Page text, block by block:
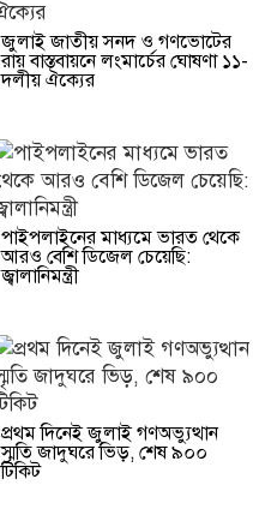
জুলাই জাতীয় সনদ ও গণভোটের
রায় বাস্তবায়নে লংমার্চের ঘোষণা ১১-
দলীয় ঐক্যের
পাইপলাইনের মাধ্যমে ভারত থেকে
আরও বেশি ডিজেল চেয়েছি:
জ্বালানিমন্ত্রী
প্রথম দিনেই জুলাই গণঅভ্যুত্থান
স্মৃতি জাদুঘরে ভিড়, শেষ ৯০০
টিকিট